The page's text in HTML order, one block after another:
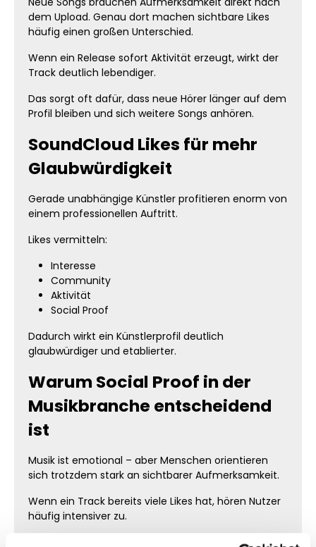
dem Upload. Genau dort machen sichtbare Likes
häufig einen großen Unterschied.
Wenn ein Release sofort Aktivität erzeugt, wirkt der
Track deutlich lebendiger.
Das sorgt oft dafür, dass neue Hörer länger auf dem
Profil bleiben und sich weitere Songs anhören.
SoundCloud Likes für mehr
Glaubwürdigkeit
Gerade unabhängige Künstler profitieren enorm von
einem professionellen Auftritt.
Likes vermitteln:
Interesse
Community
Aktivität
Social Proof
Dadurch wirkt ein Künstlerprofil deutlich
glaubwürdiger und etablierter.
Warum Social Proof in der
Musikbranche entscheidend
ist
Musik ist emotional – aber Menschen orientieren
sich trotzdem stark an sichtbarer Aufmerksamkeit.
Wenn ein Track bereits viele Likes hat, hören Nutzer
häufig intensiver zu.